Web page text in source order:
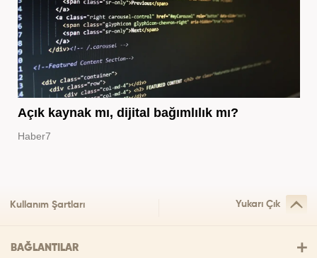
Açık kaynak mı, dijital bağımlılık mı?
Haber7
Kullanım Şartları Yukarı Çık
BAĞLANTILAR